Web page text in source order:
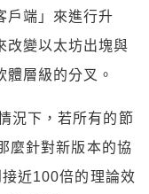
戶端」來進行升
改變以太坊出塊與
層級的分叉。
況下，若所有的節
麼針對新版本的協
近100倍的理論效